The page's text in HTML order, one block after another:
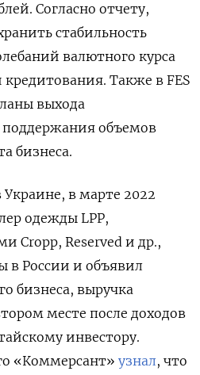
Согласно отчету,
стабильность
валютного курса
Также в FES
выхода
объемов
бизнеса.
в марте 2022
одежды LPP,
Cropp, Reserved и др.,
в России и объявил
бизнеса, выручка
месте после доходов
инвестору.
«Коммерсант» узнал, что